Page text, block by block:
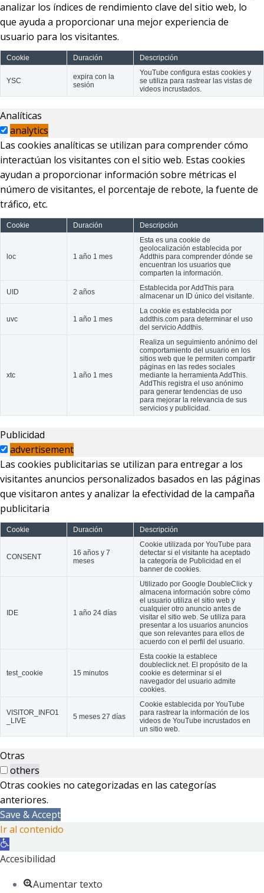
analizar los índices de rendimiento clave del sitio web, lo
que ayuda a proporcionar una mejor experiencia de
usuario para los visitantes.
Cookie Duración Descripción
YSC
expira con la
sesión
YouTube configura estas cookies y
se utiliza para rastrear las vistas de
videos incrustados.
Analíticas
analytics
Las cookies analíticas se utilizan para comprender cómo
interactúan los visitantes con el sitio web. Estas cookies
ayudan a proporcionar información sobre métricas el
número de visitantes, el porcentaje de rebote, la fuente de
tráfico, etc.
Cookie Duración Descripción
loc 1 año 1 mes
Esta es una cookie de
geolocalización establecida por
Addthis para comprender dónde se
encuentran los usuarios que
comparten la información.
UID 2 años
Establecida por AddThis para
almacenar un ID único del visitante.
uvc 1 año 1 mes
La cookie es establecida por
addthis.com para determinar el uso
del servicio Addthis.
xtc 1 año 1 mes
Realiza un seguimiento anónimo del
comportamiento del usuario en los
sitios web que le permiten compartir
páginas en las redes sociales
mediante la herramienta AddThis.
AddThis registra el uso anónimo
para generar tendencias de uso
para mejorar la relevancia de sus
servicios y publicidad.
Publicidad
advertisement
Las cookies publicitarias se utilizan para entregar a los
visitantes anuncios personalizados basados en las páginas
que visitaron antes y analizar la efectividad de la campaña
publicitaria
Cookie Duración Descripción
CONSENT
16 años y 7
meses
Cookie utilizada por YouTube para
detectar si el visitante ha aceptado
la categoría de Publicidad en el
banner de cookies.
IDE 1 año 24 días
Utilizado por Google DoubleClick y
almacena información sobre cómo
el usuario utiliza el sitio web y
cualquier otro anuncio antes de
visitar el sitio web. Se utiliza para
presentar a los usuarios anuncios
que son relevantes para ellos de
acuerdo con el perfil del usuario.
test_cookie 15 minutos
Esta cookie la establece
doubleclick.net. El propósito de la
cookie es determinar si el
navegador del usuario admite
cookies.
VISITOR_INFO1
_LIVE
5 meses 27 días
Cookie establecida por YouTube
para rastrear la información de los
videos de YouTube incrustados en
un sitio web.
Otras
others
Otras cookies no categorizadas en las categorías
anteriores.
Save & Accept
Ir al contenido
Abrir
barra
herramientas
Accesibilidad
Aumentar texto